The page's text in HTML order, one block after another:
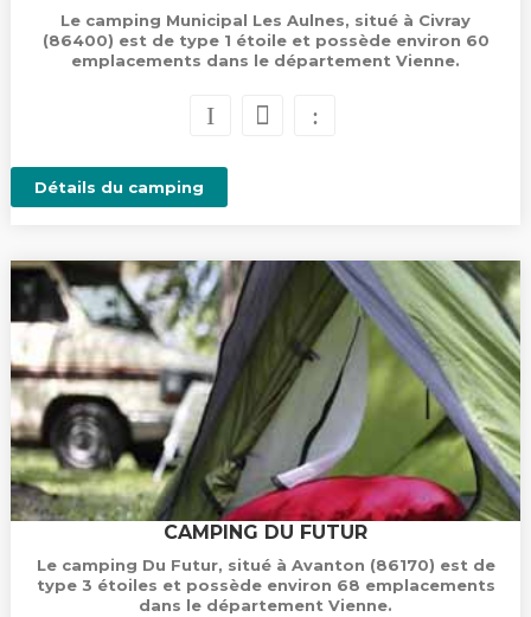
Le camping Municipal Les Aulnes, situé à Civray
(86400) est de type 1 étoile et possède environ 60
emplacements dans le département Vienne.
Détails du camping
CAMPING DU FUTUR
Le camping Du Futur, situé à Avanton (86170) est de
type 3 étoiles et possède environ 68 emplacements
dans le département Vienne.